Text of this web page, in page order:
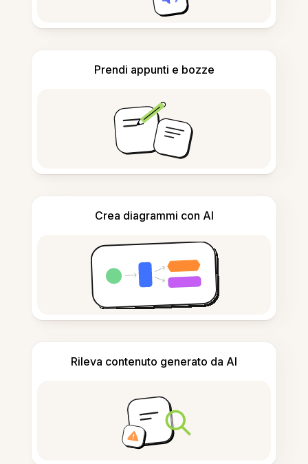
Prendi appunti e bozze
Crea diagrammi con AI
Rileva contenuto generato da AI